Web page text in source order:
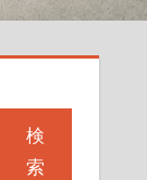
検
索